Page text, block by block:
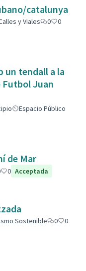
catalunya
y Viales 0
0
un tendall a la
Futbol Juan
Espacio Público
de Mar
0 Acceptada
Sostenible 0
0